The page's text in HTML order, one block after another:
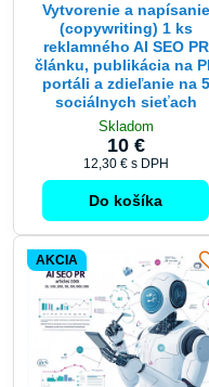
Vytvorenie a napísanie
(copywriting) 1 ks
reklamného AI SEO PR
článku, publikácia na
portáli a zdieľanie na 5
sociálnych sieťach
Skladom
10 €
12,30 € s DPH
Do košíka
AKCIA